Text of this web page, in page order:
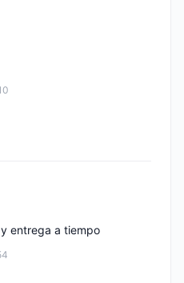
entrega a tiempo